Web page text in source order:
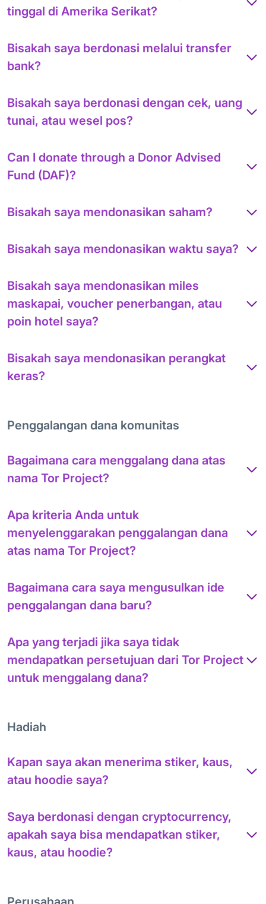
tinggal di Amerika Serikat?
Bisakah saya berdonasi melalui transfer
bank?
Bisakah saya berdonasi dengan cek, uang
tunai, atau wesel pos?
Can I donate through a Donor Advised
Fund (DAF)?
Bisakah saya mendonasikan saham?
Bisakah saya mendonasikan waktu saya?
Bisakah saya mendonasikan miles
maskapai, voucher penerbangan, atau
poin hotel saya?
Bisakah saya mendonasikan perangkat
keras?
Penggalangan dana komunitas
Bagaimana cara menggalang dana atas
nama Tor Project?
Apa kriteria Anda untuk
menyelenggarakan penggalangan dana
atas nama Tor Project?
Bagaimana cara saya mengusulkan ide
penggalangan dana baru?
Apa yang terjadi jika saya tidak
mendapatkan persetujuan dari Tor Project
untuk menggalang dana?
Hadiah
Kapan saya akan menerima stiker, kaus,
atau hoodie saya?
Saya berdonasi dengan cryptocurrency,
apakah saya bisa mendapatkan stiker,
kaus, atau hoodie?